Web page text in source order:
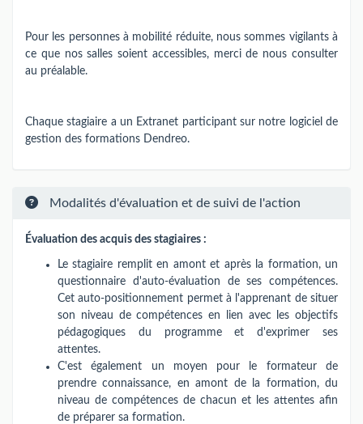
Pour les personnes à mobilité réduite, nous sommes vigilants à
ce que nos salles soient accessibles, merci de nous consulter
au préalable.
Chaque stagiaire a un Extranet participant sur notre logiciel de
gestion des formations Dendreo.
Modalités d'évaluation et de suivi de l'action
Évaluation des acquis des stagiaires :
Le stagiaire remplit en amont et après la formation, un
questionnaire d'auto-évaluation de ses compétences.
Cet auto-positionnement permet à l'apprenant de situer
son niveau de compétences en lien avec les objectifs
pédagogiques du programme et d'exprimer ses
attentes.
C'est également un moyen pour le formateur de
prendre connaissance, en amont de la formation, du
niveau de compétences de chacun et les attentes afin
de préparer sa formation.